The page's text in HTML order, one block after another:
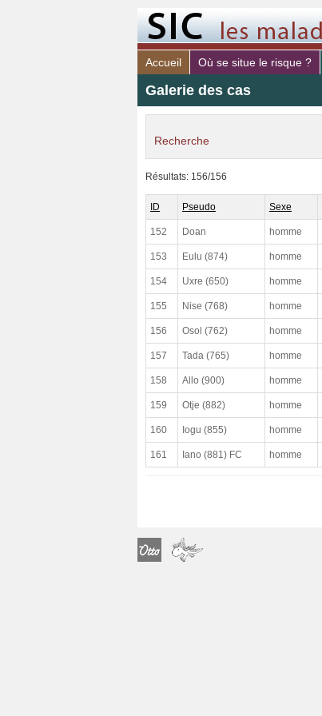
Accueil Où se situe le risque ?
Galerie des cas
Recherche
identifiant
médecin.
sexe
année de naissance
Fonctions vitales lésées
risque PAR (sujet)
risque DE (sujet)
maladie déclarée
observations médicales
complet
paradigmatique
Résultats: 156/156
ID Pseudo Sexe
152 Doan homme
153 Eulu (874) homme
154 Uxre (650) homme
155 Nise (768) homme
156 Osol (762) homme
157 Tada (765) homme
158 Allo (900) homme
159 Otje (882) homme
160 Iogu (855) homme
161 Iano (881) FC homme